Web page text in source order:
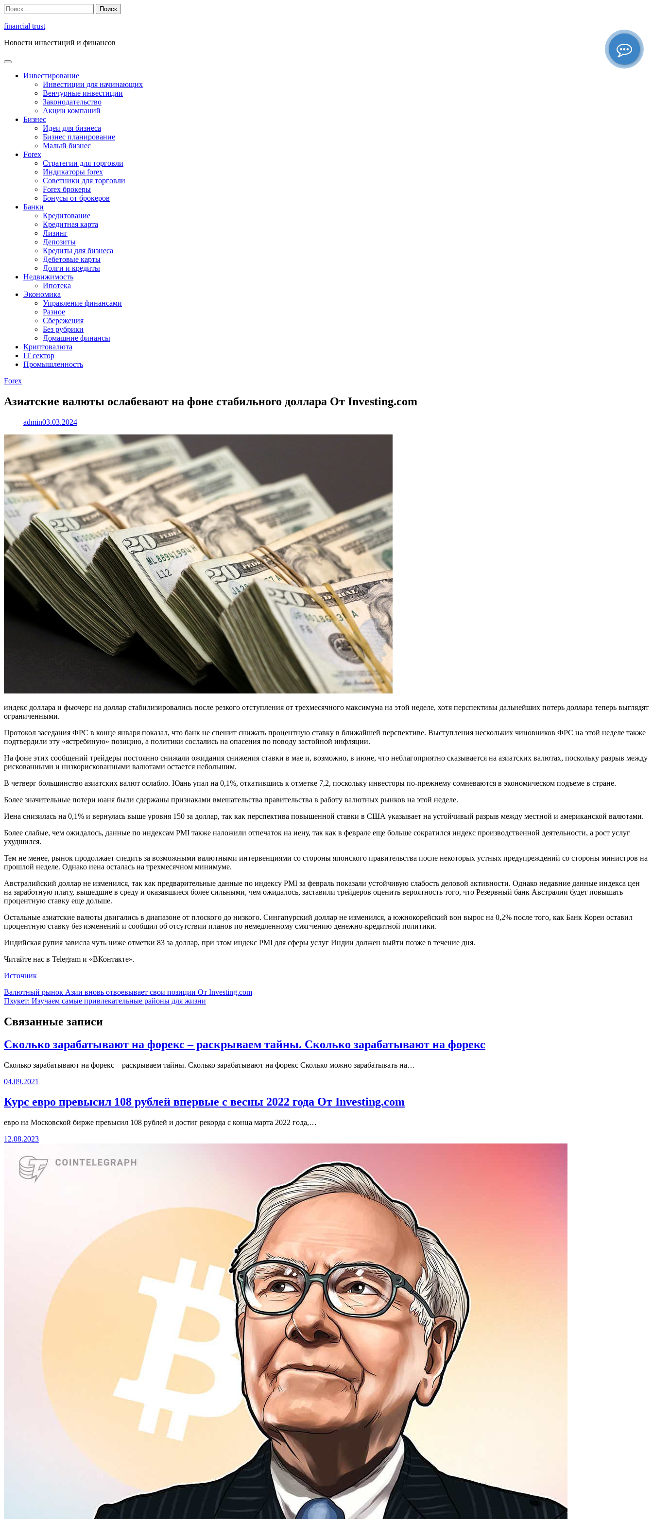
Перейти
к
содержимому
Найти:
financial trust
Новости инвестиций и финансов
Инвестирование
Инвестиции для начинающих
Венчурные инвестиции
Законодательство
Акции компаний
Бизнес
Идеи для бизнеса
Бизнес планирование
Малый бизнес
Forex
Стратегии для торговли
Индикаторы forex
Советники для торговли
Forex брокеры
Бонусы от брокеров
Банки
Кредитование
Кредитная карта
Лизинг
Депозиты
Кредиты для бизнеса
Дебетовые карты
Долги и кредиты
Недвижимость
Ипотека
Экономика
Управление финансами
Разное
Сбережения
Без рубрики
Домашние финансы
Криптовалюта
IT сектор
Промышленность
Forex
Азиатские валюты ослабевают на фоне стабильного доллара От Investing.com
admin03.03.2024
индекс доллара и фьючерс на доллар стабилизировались после резкого отступления от трехмесячного максимума на этой неделе, хотя перспективы дальнейших потерь доллара теперь выглядят
ограниченными.
Протокол заседания ФРС в конце января показал, что банк не спешит снижать процентную ставку в ближайшей перспективе. Выступления нескольких чиновников ФРС на этой неделе также
подтвердили эту «ястребиную» позицию, а политики сослались на опасения по поводу застойной инфляции.
На фоне этих сообщений трейдеры постоянно снижали ожидания снижения ставки в мае и, возможно, в июне, что неблагоприятно сказывается на азиатских валютах, поскольку разрыв между
рискованными и низкорискованными валютами остается небольшим.
В четверг большинство азиатских валют ослабло. Юань упал на 0,1%, откатившись к отметке 7,2, поскольку инвесторы по-прежнему сомневаются в экономическом подъеме в стране.
Более значительные потери юаня были сдержаны признаками вмешательства правительства в работу валютных рынков на этой неделе.
Иена снизилась на 0,1% и вернулась выше уровня 150 за доллар, так как перспектива повышенной ставки в США указывает на устойчивый разрыв между местной и американской валютами.
Более слабые, чем ожидалось, данные по индексам PMI также наложили отпечаток на иену, так как в феврале еще больше сократился индекс производственной деятельности, а рост услуг
ухудшился.
Тем не менее, рынок продолжает следить за возможными валютными интервенциями со стороны японского правительства после некоторых устных предупреждений со стороны министров на
прошлой неделе. Однако иена осталась на трехмесячном минимуме.
Австралийский доллар не изменился, так как предварительные данные по индексу PMI за февраль показали устойчивую слабость деловой активности. Однако недавние данные индекса цен
на заработную плату, вышедшие в среду и оказавшиеся более сильными, чем ожидалось, заставили трейдеров оценить вероятность того, что Резервный банк Австралии будет повышать
процентную ставку еще дольше.
Остальные азиатские валюты двигались в диапазоне от плоского до низкого. Сингапурский доллар не изменился, а южнокорейский вон вырос на 0,2% после того, как Банк Кореи оставил
процентную ставку без изменений и сообщил об отсутствии планов по немедленному смягчению денежно-кредитной политики.
Индийская рупия зависла чуть ниже отметки 83 за доллар, при этом индекс PMI для сферы услуг Индии должен выйти позже в течение дня.
Читайте нас в Telegram и «ВКонтакте».
Источник
Навигация
по
записям
Валютный рынок Азии вновь отвоевывает свои позиции От Investing.com
Пхукет: Изучаем самые привлекательные районы для жизни
Связанные записи
Сколько зарабатывают на форекс – раскрываем тайны. Сколько зарабатывают на форекс
Сколько зарабатывают на форекс – раскрываем тайны. Сколько зарабатывают на форекс Сколько можно зарабатывать на…
04.09.2021
Курс евро превысил 108 рублей впервые с весны 2022 года От Investing.com
евро на Московской бирже превысил 108 рублей и достиг рекорда с конца марта 2022 года,…
12.08.2023